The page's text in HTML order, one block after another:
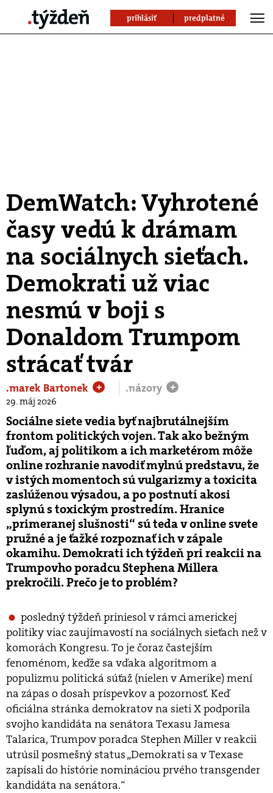
prihlásiť predplatné
DemWatch: Vyhrotené
časy vedú k drámam
na sociálnych sieťach.
Demokrati už viac
nesmú v boji s
Donaldom Trumpom
strácať tvár
.marek Bartonek + .názory +
29. máj 2026
Sociálne siete vedia byť najbrutálnejším
frontom politických vojen. Tak ako bežným
ľuďom, aj politikom a ich marketérom môže
online rozhranie navodiť mylnú predstavu, že
v istých momentoch sú vulgarizmy a toxicita
zaslúženou výsadou, a po postnutí akosi
splynú s toxickým prostredím. Hranice
„primeranej slušnosti“ sú teda v online svete
pružné a je ťažké rozpoznať ich v zápale
okamihu. Demokrati ich týždeň pri reakcii na
Trumpovho poradcu Stephena Millera
prekročili. Prečo je to problém?
posledný týždeň priniesol v rámci americkej
politiky viac zaujímavostí na sociálnych sieťach než v
komorách Kongresu. To je čoraz častejším
fenoménom, keďže sa vďaka algoritmom a
populizmu politická súťaž (nielen v Amerike) mení
na zápas o dosah príspevkov a pozornosť. Keď
oficiálna stránka demokratov na sieti X podporila
svojho kandidáta na senátora Texasu Jamesa
Talarica, Trumpov poradca Stephen Miller v reakcii
utrúsil posmešný status „Demokrati sa v Texase
zapísali do histórie nomináciou prvého transgender
kandidáta na senátora.“